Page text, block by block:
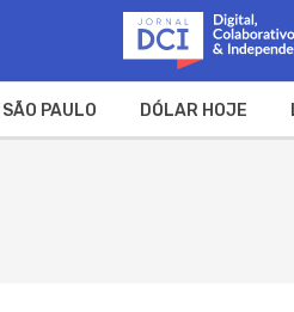
SÃO PAULO DÓLAR HOJE